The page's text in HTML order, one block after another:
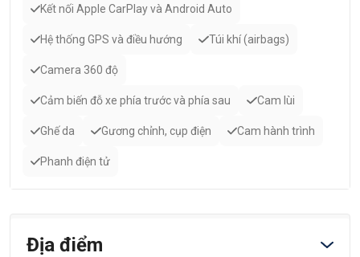
Kết nối Apple CarPlay và Android Auto
Hệ thống GPS và điều hướng Túi khí (airbags)
Camera 360 độ
Cảm biến đỗ xe phía trước và phía sau Cam lùi
Ghế da Gương chỉnh, cụp điện Cam hành trình
Phanh điện tử
Địa điểm